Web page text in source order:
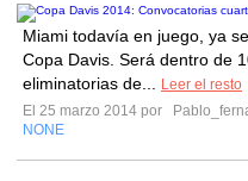
Miami todavía en juego, ya
Copa Davis. Será dentro de
eliminatorias de...
Leer el resto
El 25 marzo 2014 por
NONE